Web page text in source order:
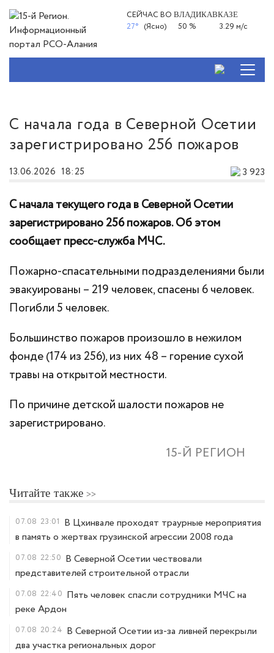
СЕЙЧАС ВОВЛАДИКАВКАЗЕ
27° (Ясно) 50 % 3.29 м/с
С начала года в Северной Осетии
зарегистрировано 256 пожаров
13.06.2026 18:25 3 923
С начала текущего года в Северной Осетии
зарегистрировано 256 пожаров. Об этом
сообщает пресс-служба МЧС.
Пожарно-спасательными подразделениями были
эвакуированы – 219 человек, спасены 6 человек.
Погибли 5 человек.
Большинство пожаров произошло в нежилом
фонде (174 из 256), из них 48 – горение сухой
травы на открытой местности.
По причине детской шалости пожаров не
зарегистрировано.
15-Й РЕГИОН
Читайте также
07.08 23:01 В Цхинвале проходят траурные мероприятия
в память о жертвах грузинской агрессии 2008 года
07.08 22:50 В Северной Осетии чествовали
представителей строительной отрасли
07.08 22:40 Пять человек спасли сотрудники МЧС на
реке Ардон
07.08 20:24 В Северной Осетии из-за ливней перекрыли
два участка региональных дорог